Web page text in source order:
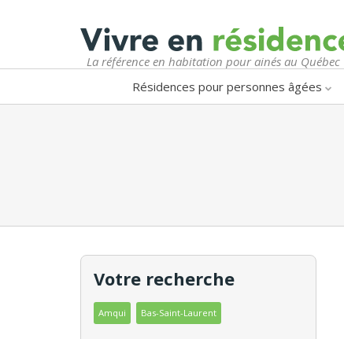
La référence en habitation pour ainés au Québec
Résidences pour personnes âgées
Votre recherche
Amqui Bas-Saint-Laurent